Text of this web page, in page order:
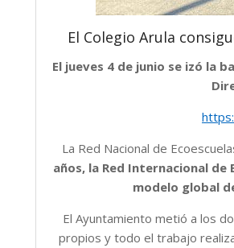
El Colegio Arula
El jueves 4 de junio se izó la
La Red Nacional de
años, la Red Internacional
modelo global
El Ayuntamiento metió a los
propios y todo el trabajo